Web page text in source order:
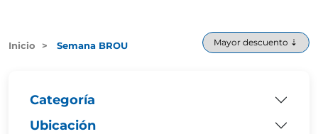
Inicio Semana BROU
Categoría
Ubicación